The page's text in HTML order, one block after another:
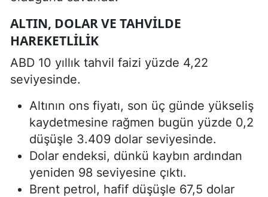
ALTIN, DOLAR VE TAHVILDE
HAREKETLILIK
ABD 10 yıllık tahvil faizi yüzde 4,22
seviyesinde.
Altının ons fiyatı, son üç günde yükseliş
kaydetmesine rağmen bugün yüzde 0,2
düşüşle 3.409 dolar seviyesinde.
Dolar endeksi, dünkü kaybın ardından
yeniden 98 seviyesine çıktı.
Brent petrol, hafif düşüşle 67,5 dolar